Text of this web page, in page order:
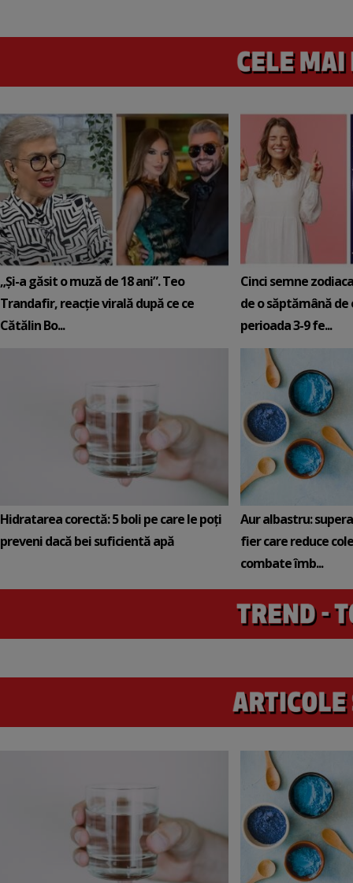
„Și-a găsit o muză de 18 ani”. Teo
Trandafir, reacție virală după ce ce
Cătălin Bo...
Cinci semne
de o săptămână de
perioada 3-9 fe...
Hidratarea corectă: 5 boli pe care le poți
preveni dacă bei suficientă apă
Aur albastru:
fier care reduce
combate îmb...